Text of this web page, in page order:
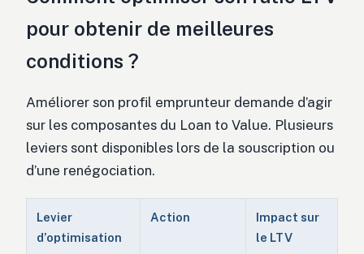
pour obtenir de meilleures
conditions ?
Améliorer son profil emprunteur demande d’agir
sur les composantes du Loan to Value. Plusieurs
leviers sont disponibles lors de la souscription ou
d’une renégociation.
Levier
d’optimisation
Action
Impact sur
le LTV